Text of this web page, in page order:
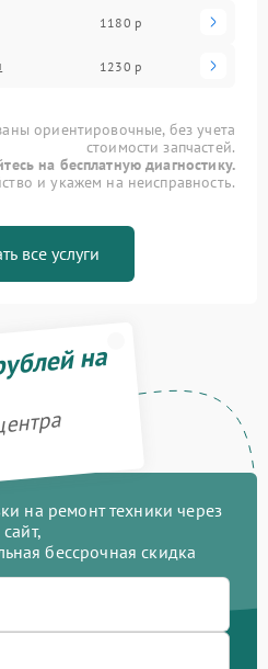
1180 р
1230 р
ориентировочные, без учета
стоимости запчастей.
на бесплатную диагностику.
и укажем на неисправность.
все услуги
на
на ремонт техники через
сайт,
бессрочная скидка